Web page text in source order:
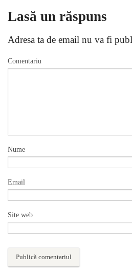
Lasă un răspuns
Adresa ta de email nu va fi
Comentariu
Nume
Email
Site web